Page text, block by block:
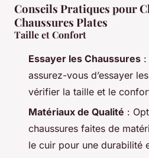
Conseils Pratiques pour
Chaussures Plates
Taille et Confort
Essayer les Chaussures :
assurez-vous d’essayer
vérifier la taille et le
Matériaux de Qualité :
chaussures faites de
le cuir pour une durabilité